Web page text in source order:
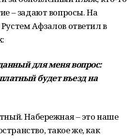
– задают вопросы. На
Афзалов ответил в
для меня вопрос:
будет въезд на
Набережная – это наше
такое же, как